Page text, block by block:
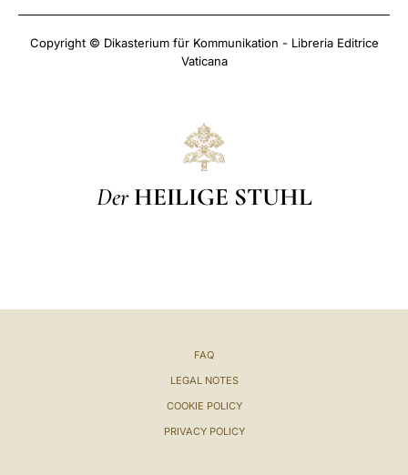
Copyright © Dikasterium für Kommunikation - Libreria Editrice
Vaticana
Der HEILIGE STUHL
FAQ
LEGAL NOTES
COOKIE POLICY
PRIVACY POLICY